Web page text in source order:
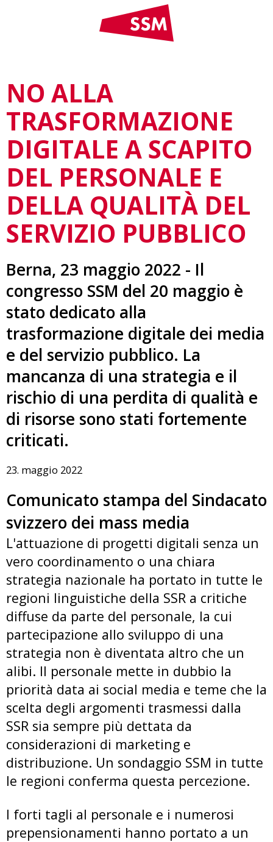
NO ALLA
TRASFORMAZIONE
DIGITALE A SCAPITO
DEL PERSONALE E
DELLA QUALITÀ DEL
SERVIZIO PUBBLICO
Berna, 23 maggio 2022 - Il
congresso SSM del 20 maggio è
stato dedicato alla
trasformazione digitale dei media
e del servizio pubblico. La
mancanza di una strategia e il
rischio di una perdita di qualità e
di risorse sono stati fortemente
criticati.
23. maggio 2022
Comunicato stampa del Sindacato
svizzero dei mass media
L'attuazione di progetti digitali senza un
vero coordinamento o una chiara
strategia nazionale ha portato in tutte le
regioni linguistiche della SSR a critiche
diffuse da parte del personale, la cui
partecipazione allo sviluppo di una
strategia non è diventata altro che un
alibi. Il personale mette in dubbio la
priorità data ai social media e teme che la
scelta degli argomenti trasmessi dalla
SSR sia sempre più dettata da
considerazioni di marketing e
distribuzione. Un sondaggio SSM in tutte
le regioni conferma questa percezione.
I forti tagli al personale e i numerosi
prepensionamenti hanno portato a un